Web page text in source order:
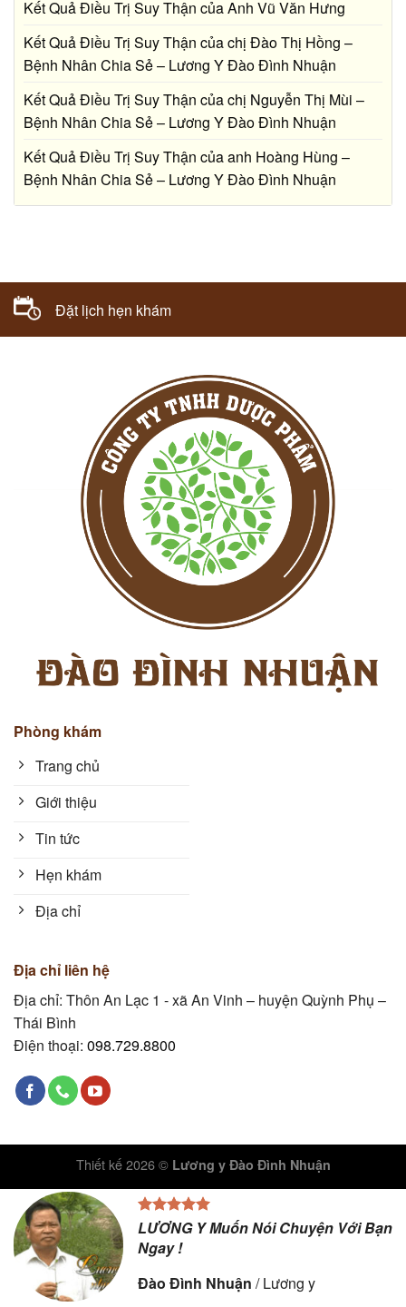
Kết Quả Điều Trị Suy Thận của Anh Vũ Văn Hưng
Kết Quả Điều Trị Suy Thận của chị Đào Thị Hồng –
Bệnh Nhân Chia Sẻ – Lương Y Đào Đình Nhuận
Kết Quả Điều Trị Suy Thận của chị Nguyễn Thị Mùi –
Bệnh Nhân Chia Sẻ – Lương Y Đào Đình Nhuận
Kết Quả Điều Trị Suy Thận của anh Hoàng Hùng –
Bệnh Nhân Chia Sẻ – Lương Y Đào Đình Nhuận
Đặt lịch hẹn khám
Phòng khám
Trang chủ
Giới thiệu
Tin tức
Hẹn khám
Địa chỉ
Địa chỉ liên hệ
Địa chỉ: Thôn An Lạc 1 - xã An Vinh – huyện Quỳnh Phụ –
Thái Bình
Điện thoại: 098.729.8800
Thiết kế 2026 © Lương y Đào Đình Nhuận
LƯƠNG Y Muốn Nói Chuyện Với Bạn
Ngay !
Đào Đình Nhuận /Lương y